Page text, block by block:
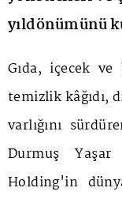
yıldönümünü
Gıda, içecek
temizlik kâğıdı,
varlığını
Durmuş Yaşar
Holding'in